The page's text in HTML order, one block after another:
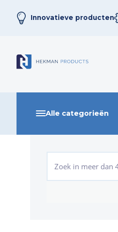
Innovatieve producten
Alle categorieën